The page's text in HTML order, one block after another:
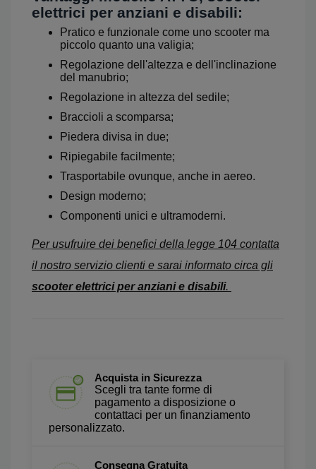
elettrici per anziani e disabili:
Pratico e funzionale come uno scooter ma
piccolo quanto una valigia;
Regolazione dell'altezza e dell'inclinazione
del manubrio;
Regolazione in altezza del sedile;
Braccioli a scomparsa;
Piedera divisa in due;
Ripiegabile facilmente;
Trasportabile ovunque, anche in aereo.
Design moderno;
Componenti unici e ultramoderni.
Per usufruire dei benefici della legge 104 contatta
il nostro servizio clienti e sarai informato circa gli
scooter elettrici per anziani e disabili.
Acquista in Sicurezza
Scegli tra tante forme di
pagamento a disposizione o
contattaci per un finanziamento
personalizzato.
Consegna Gratuita